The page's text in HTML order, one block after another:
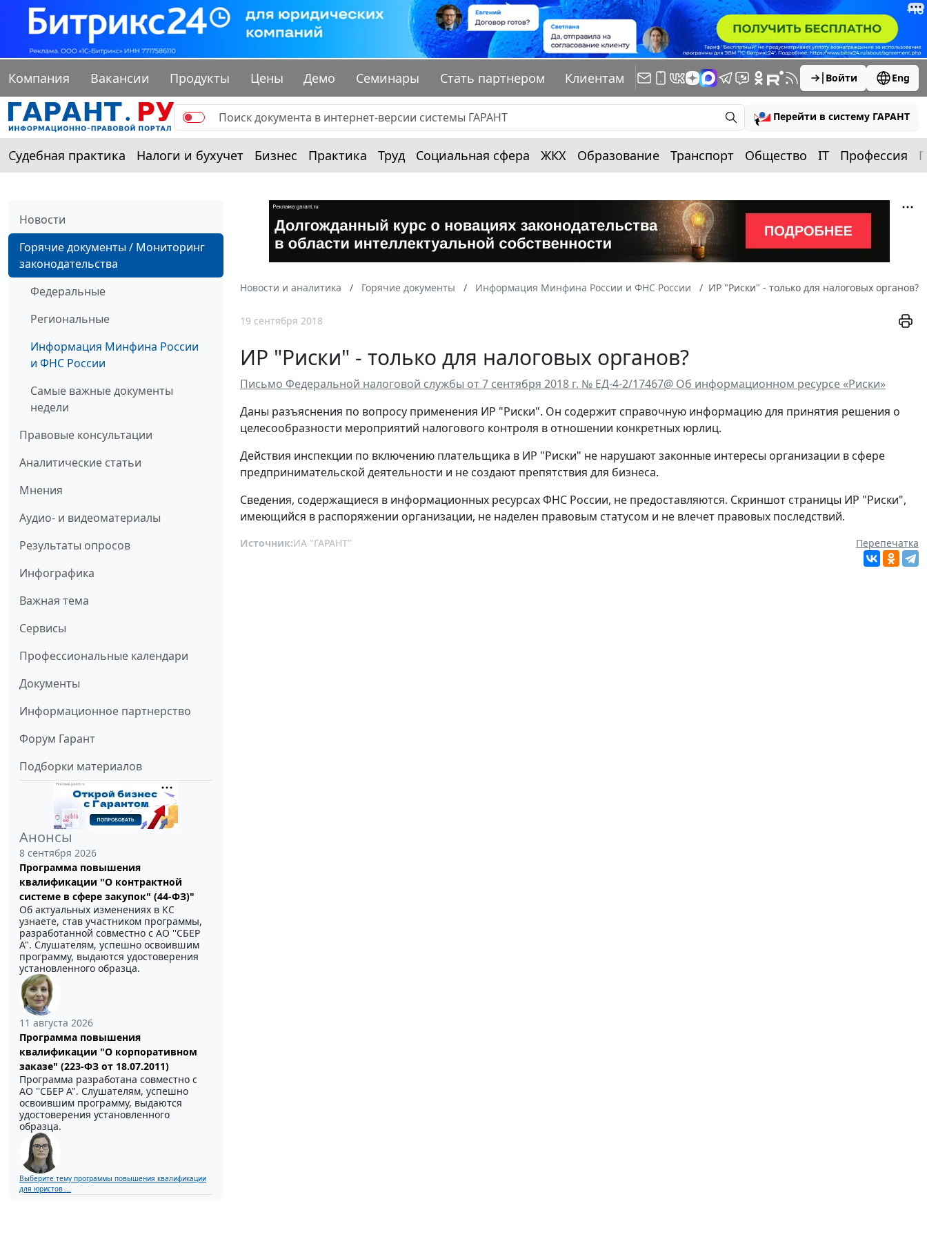
Компания Вакансии Продукты Цены Демо Семинары Стать партнером Клиентам Войти Eng
Перейти в систему ГАРАНТ
Судебная практика Налоги и бухучет Бизнес Практика Труд Социальная сфера ЖКХ Образование Транспорт Общество IT Профессия
Новости
Горячие документы / Мониторинг
законодательства
Федеральные
Региональные
Информация Минфина России
и ФНС России
Самые важные документы
недели
Правовые консультации
Аналитические статьи
Мнения
Аудио- и видеоматериалы
Результаты опросов
Инфографика
Важная тема
Сервисы
Профессиональные календари
Документы
Информационное партнерство
Форум Гарант
Подборки материалов
Анонсы
8 сентября 2026
Программа повышения
квалификации "О контрактной
системе в сфере закупок" (44-ФЗ)"
Об актуальных изменениях в КС
узнаете, став участником программы,
разработанной совместно с АО ''СБЕР
А". Слушателям, успешно освоившим
программу, выдаются удостоверения
установленного образца.
11 августа 2026
Программа повышения
квалификации "О корпоративном
заказе" (223-ФЗ от 18.07.2011)
Программа разработана совместно с
АО ''СБЕР А". Слушателям, успешно
освоившим программу, выдаются
удостоверения установленного
образца.
Выберите тему программы повышения квалификации
для юристов ...
Новости и аналитика Горячие документы Информация Минфина России и ФНС России ИР "Риски" - только для налоговых органов?
19 сентября 2018
ИР "Риски" - только для налоговых органов?
Письмо Федеральной налоговой службы от 7 сентября 2018 г. № ЕД-4-2/17467@ Об информационном ресурсе «Риски»
Даны разъяснения по вопросу применения ИР "Риски". Он содержит справочную информацию для принятия решения о
целесообразности мероприятий налогового контроля в отношении конкретных юрлиц.
Действия инспекции по включению плательщика в ИР "Риски" не нарушают законные интересы организации в сфере
предпринимательской деятельности и не создают препятствия для бизнеса.
Сведения, содержащиеся в информационных ресурсах ФНС России, не предоставляются. Скриншот страницы ИР "Риски",
имеющийся в распоряжении организации, не наделен правовым статусом и не влечет правовых последствий.
Источник:ИА "ГАРАНТ" Перепечатка